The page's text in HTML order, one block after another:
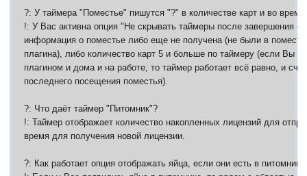
?: У таймера "Поместье" пишутся "?" в количестве карт и во
!: У Вас активна опция "Не скрывать таймеры после завершения
информация о поместье либо еще не получена (не были в
плагина), либо количество карт 5 и больше по таймеру (если Вы
плагином и дома и на работе, то таймер работает всё равно, и
последнего посещения поместья).
?: Что даёт таймер "Питомник"?
!: Таймер отображает количество накопленных лицензий для
время для получения новой лицензии.
?: Как работает опция отображать яйца, если они есть в